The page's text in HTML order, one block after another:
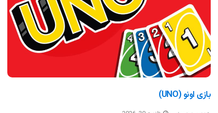
بازی اونو (UNO)